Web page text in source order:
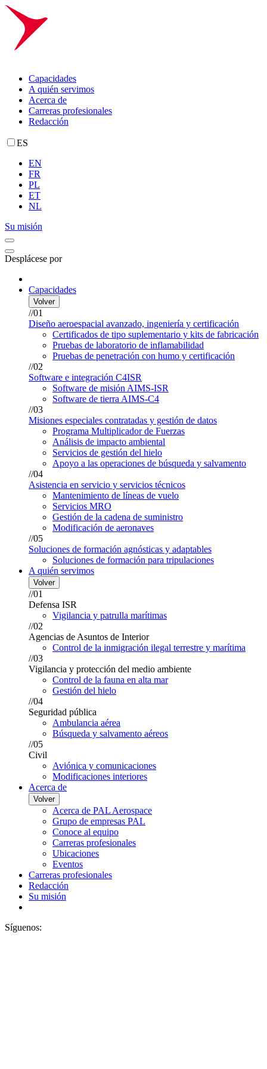
Capacidades
A quién servimos
Acerca de
Carreras profesionales
Redacción
ES
EN
FR
PL
ET
NL
Su misión
Desplácese por
Capacidades
Volver
//01
Diseño aeroespacial avanzado, ingeniería y certificación
Certificados de tipo suplementario y kits de fabricación
Pruebas de laboratorio de inflamabilidad
Pruebas de penetración con humo y certificación
//02
Software e integración C4ISR
Software de misión AIMS-ISR
Software de tierra AIMS-C4
//03
Misiones especiales contratadas y gestión de datos
Programa Multiplicador de Fuerzas
Análisis de impacto ambiental
Servicios de gestión del hielo
Apoyo a las operaciones de búsqueda y salvamento
//04
Asistencia en servicio y servicios técnicos
Mantenimiento de líneas de vuelo
Servicios MRO
Gestión de la cadena de suministro
Modificación de aeronaves
//05
Soluciones de formación agnósticas y adaptables
Soluciones de formación para tripulaciones
A quién servimos
Volver
//01
Defensa ISR
Vigilancia y patrulla marítimas
//02
Agencias de Asuntos de Interior
Control de la inmigración ilegal terrestre y marítima
//03
Vigilancia y protección del medio ambiente
Control de la fauna en alta mar
Gestión del hielo
//04
Seguridad pública
Ambulancia aérea
Búsqueda y salvamento aéreos
//05
Civil
Aviónica y comunicaciones
Modificaciones interiores
Acerca de
Volver
Acerca de PAL Aerospace
Grupo de empresas PAL
Conoce al equipo
Carreras profesionales
Ubicaciones
Eventos
Carreras profesionales
Redacción
Su misión
Síguenos: